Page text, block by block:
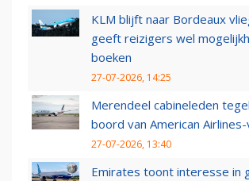
KLM blijft naar Bordeaux
geeft reizigers wel
boeken
27-07-2026, 14:25
Merendeel cabineleden
boord van American
27-07-2026, 13:40
Emirates toont interesse in